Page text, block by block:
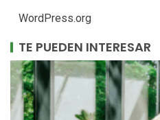
WordPress.org
TE PUEDEN INTERESAR